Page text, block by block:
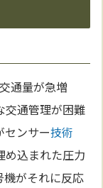
通量が急増
交通管理が困難
センサー技術
め込まれた圧力
機がそれに反応